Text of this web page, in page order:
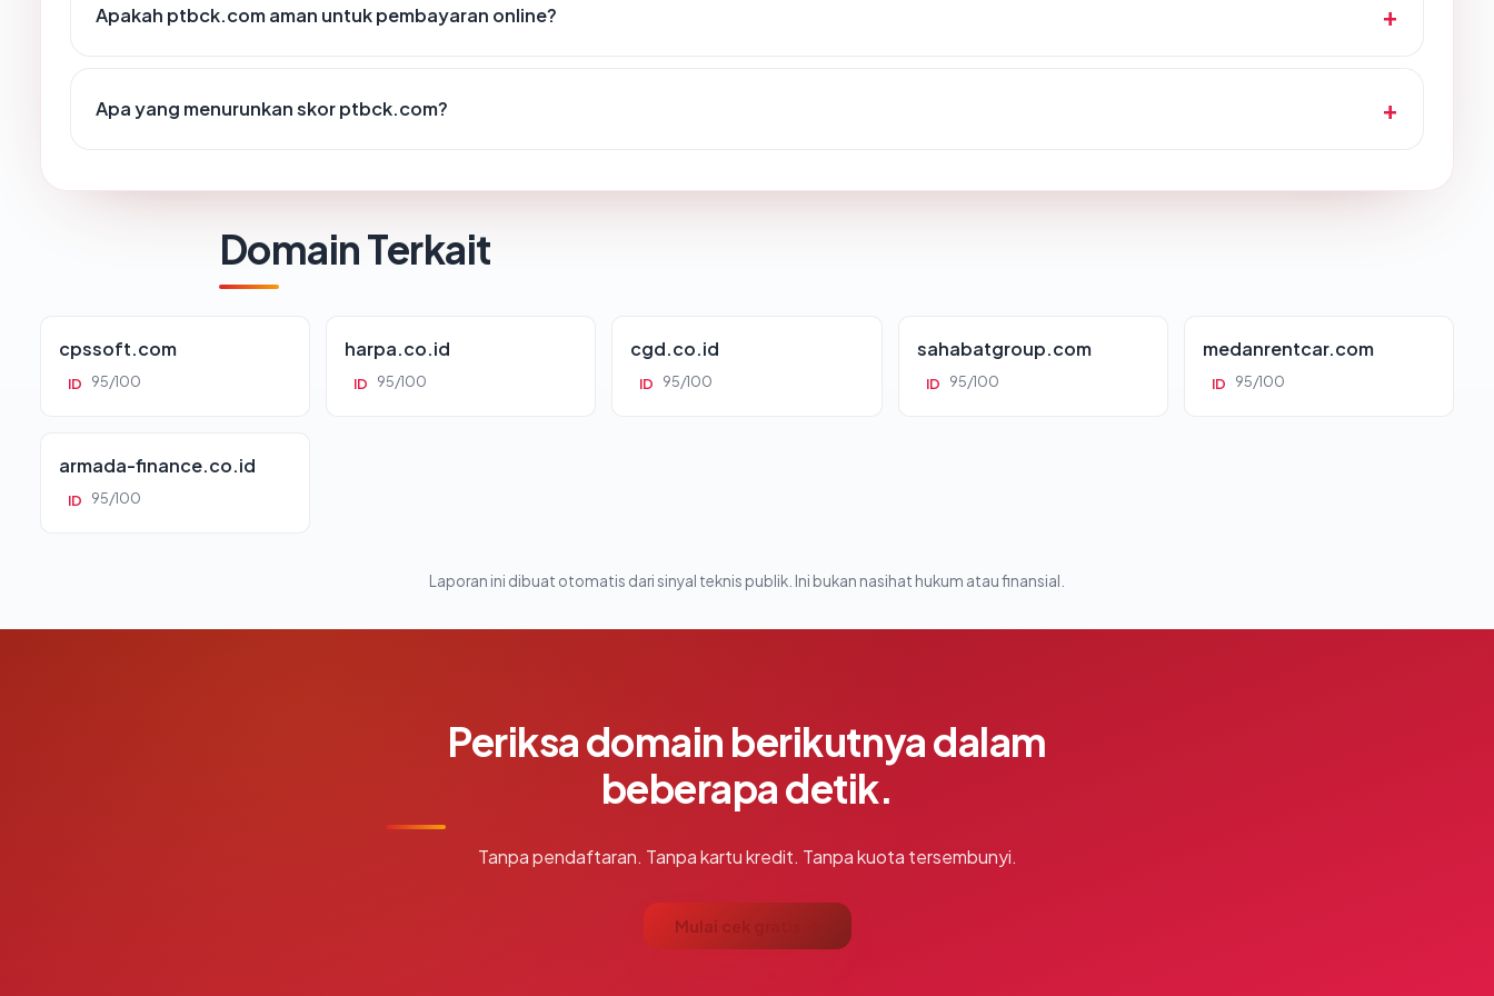
Apakah ptbck.com aman untuk pembayaran online?
Apa yang menurunkan skor ptbck.com?
Domain Terkait
cpssoft.com
ID 95/100
harpa.co.id
ID 95/100
cgd.co.id
ID 95/100
sahabatgroup.com
ID 95/100
medanrentcar.com
ID 95/100
armada-finance.co.id
ID 95/100
Laporan ini dibuat otomatis dari sinyal teknis publik. Ini bukan nasihat hukum atau finansial.
Periksa domain berikutnya dalam
beberapa detik.
Tanpa pendaftaran. Tanpa kartu kredit. Tanpa kuota tersembunyi.
Mulai cek gratis →